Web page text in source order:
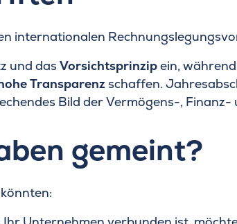
internationalen
und dasVorsichtsprinzipein, während
Transparenz schaffen.
Bild der Vermögens-,
gemeint?